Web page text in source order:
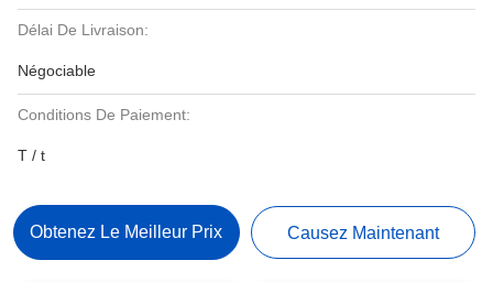
Délai De Livraison:
Négociable
Conditions De Paiement:
T / t
Obtenez Le Meilleur Prix Causez Maintenant